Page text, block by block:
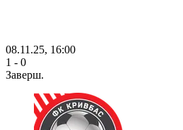
08.11.25, 16:00
1 - 0
Заверш.